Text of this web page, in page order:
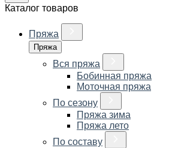
Каталог товаров
Пряжа
Пряжа
Вся пряжа
Бобинная пряжа
Моточная пряжа
По сезону
Пряжа зима
Пряжа лето
По составу